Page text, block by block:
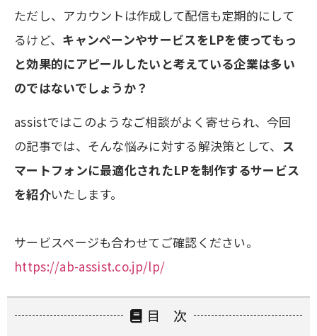
ただし、アカウントは作成して配信も定期的にして
るけど、 キャンペーンやサービスをLPを使ってもっ
と効果的にアピールしたいと考えている企業は多い
のではないでしょうか？
assistではこのようなご相談がよく寄せられ、今回
の記事では、そんな悩みに対する解決策として、 ス
マートフォンに最適化されたLPを制作するサービス
を紹介いたします。
サービスページも合わせてご確認ください。
https://ab-assist.co.jp/lp/
目 次